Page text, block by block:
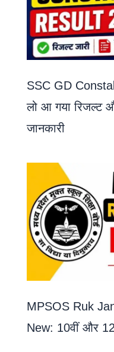
SSC GD
लो आ गया रिजल्ट
जानकारी
MPSOS Ruk
New: 10वीं और